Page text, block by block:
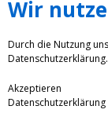
Wir
Durch die Nutzung
Datenschutzerklärung.
Akzeptieren
Datenschutzerklärung